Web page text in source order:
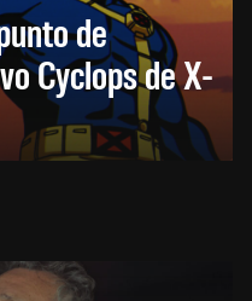
de
Cyclops de X-